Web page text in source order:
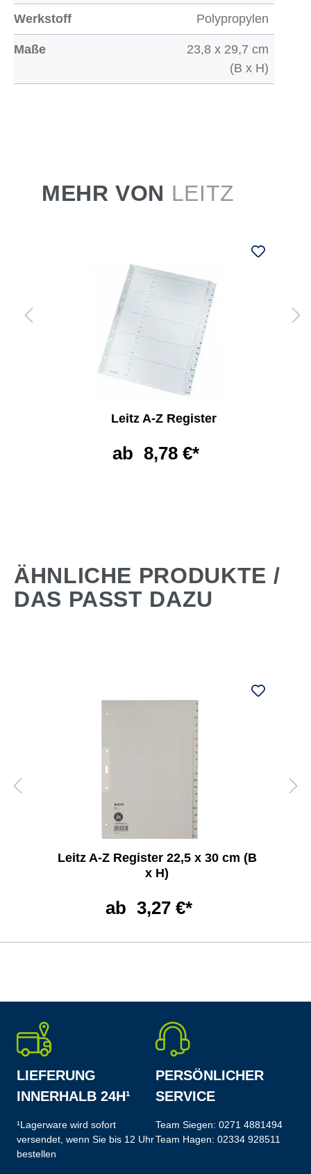
Werkstoff Polypropylen
Maße
23,8 x 29,7 cm
(B x H)
MEHR VON LEITZ
Leitz A-Z Register
ab 8,78 €*
ÄHNLICHE PRODUKTE /
DAS PASST DAZU
Leitz A-Z Register 22,5 x 30 cm (B
x H)
ab 3,27 €*
LIEFERUNG
INNERHALB 24H¹
¹Lagerware wird sofort
versendet, wenn Sie bis 12 Uhr
bestellen
PERSÖNLICHER
SERVICE
Team Siegen: 0271 4881494
Team Hagen: 02334 928511